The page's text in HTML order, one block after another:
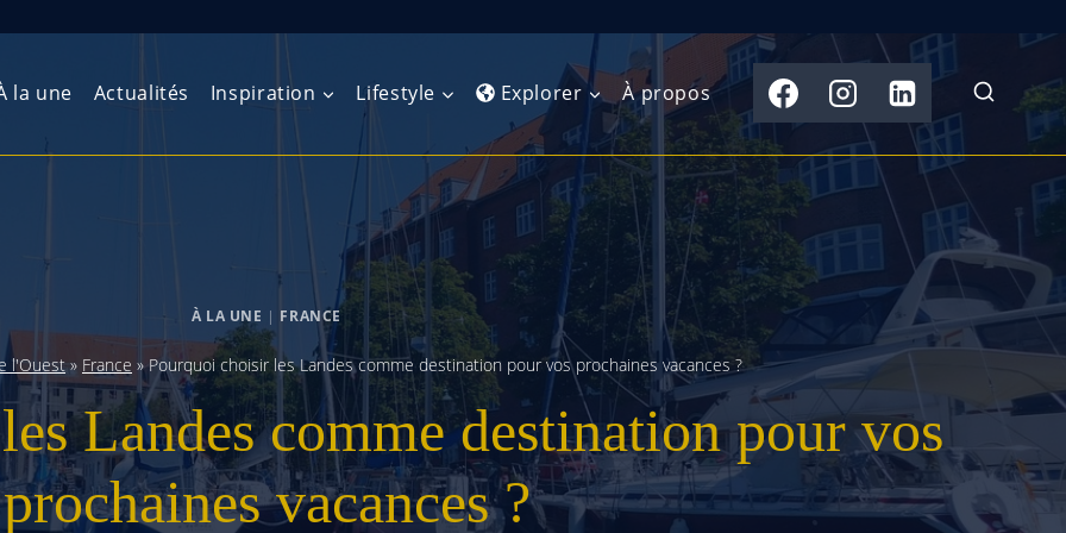
la une Actualités Inspiration Lifestyle Explorer
Europe centrale
Europe de l’Est
Balkans
Amérique du Nord
Amérique centrale
Antilles et Caraïbes
Amérique du Sud
Afrique du Nord
Afrique de l’Ouest
Afrique de l’Est
Afrique australe
Moyen-Orient
Asie centrale
Sous-continent
indien
Asie du Sud-Est
Extrême-Orient
Australasie
Îles du Pacifique
À propos
À LA UNE | FRANCE
l'Ouest» France »Pourquoi choisir les Landes comme destination pour vos prochaines vacances ?
Landes comme destination pour vos
prochaines vacances ?